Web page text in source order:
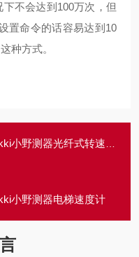
不会达到100万次，但
置命令的话容易达到10
种方式。
野测器光纤式转速传感器
小野测器电梯速度计